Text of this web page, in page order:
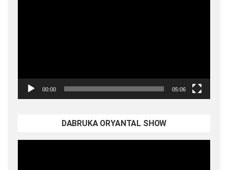
00:00 05:06
DABRUKA ORYANTAL SHOW